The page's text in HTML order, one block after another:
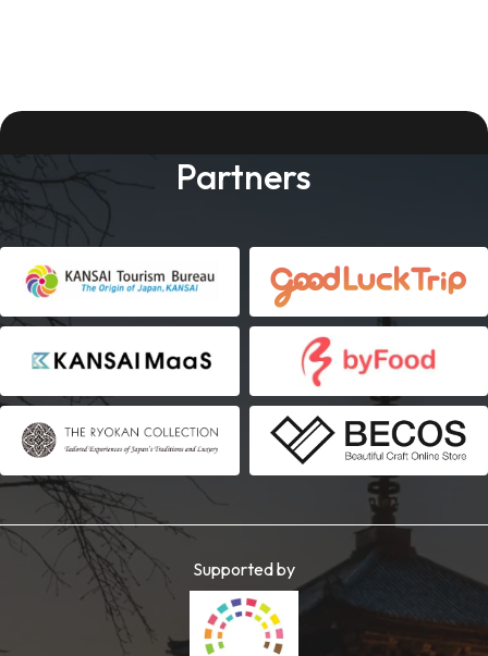
Partners
Supported by